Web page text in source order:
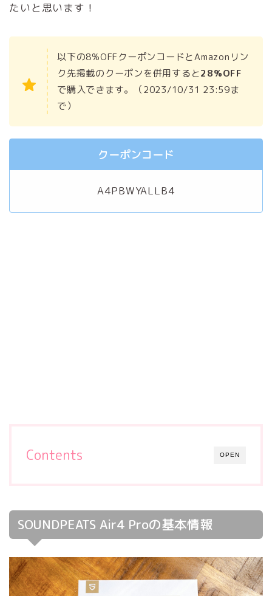
たいと思います！
以下の8%OFFクーポンコードとAmazonリン
ク先掲載のクーポンを併用すると28%OFF
で購入できます。（2023/10/31 23:59ま
で）
クーポンコード
A4PBWYALLB4
OPEN
Contents
SOUNDPEATS Air4 Proの基本情報